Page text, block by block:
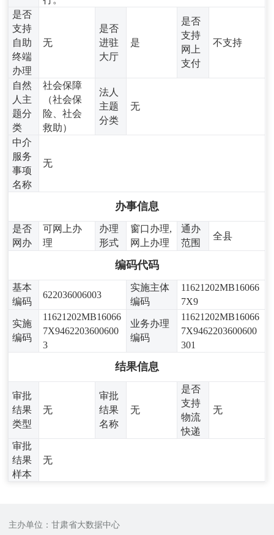
是否
支持
自助
终端
办理
无
是否
进驻
大厅
是
是否
支持
网上
支付
不支持
自然
人主
题分
类
社会保障
（社会保
险、社会
救助）
法人
主题
分类
无
中介
服务
事项
名称
无
办事信息
是否
网办
可网上办
理
办理
形式
窗口办理,
网上办理
通办
范围
全县
编码代码
基本
编码
622036006003
实施主体
编码
11621202MB16066
7X9
实施
编码
11621202MB16066
7X9462203600600
3
业务办理
编码
11621202MB16066
7X9462203600600
301
结果信息
审批
结果
类型
无
审批
结果
名称
无
是否
支持
物流
快递
无
审批
结果
样本
无
主办单位：甘肃省大数据中心